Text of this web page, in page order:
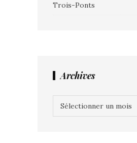
Trois-Ponts
Archives